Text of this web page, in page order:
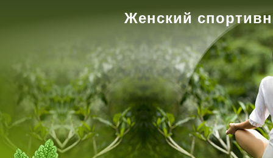
Женский